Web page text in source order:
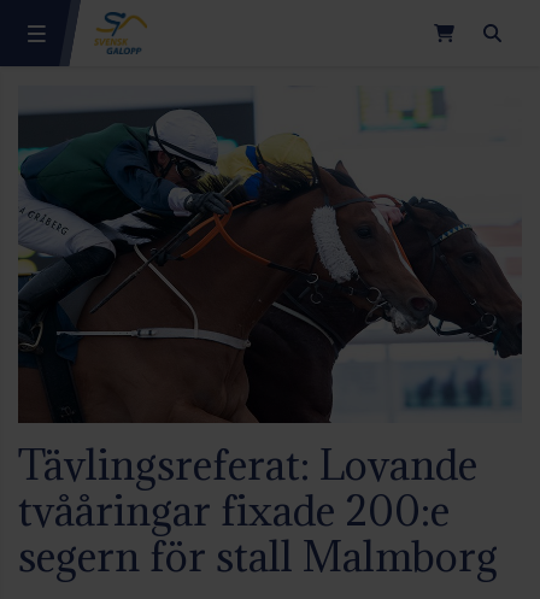
Tävlingsreferat: Lovande
tvååringar fixade 200:e
segern för stall Malmborg